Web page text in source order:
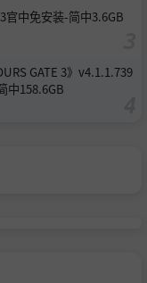
官中免安装-简中3.6GB
GATE 3》v4.1.1.739
中158.6GB